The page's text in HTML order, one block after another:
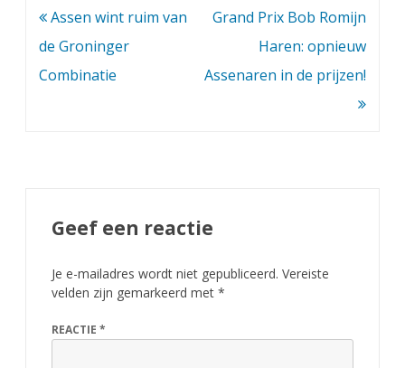
Bericht
navigatie
Assen wint ruim van
de Groninger
Combinatie
Grand Prix Bob Romijn
Haren: opnieuw
Assenaren in de prijzen!
Geef een reactie
Je e-mailadres wordt niet gepubliceerd. Vereiste
velden zijn gemarkeerd met *
REACTIE *